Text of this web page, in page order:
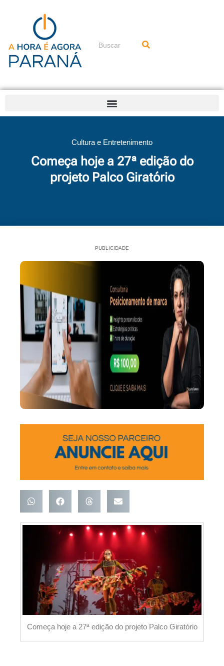
conteúdo
Pesquisar
Cultura e Entretenimento
Começa hoje a 27ª edição do
projeto Palco Giratório
PUBLICIDADE
Começa hoje a 27ª edição do projeto Palco Giratório